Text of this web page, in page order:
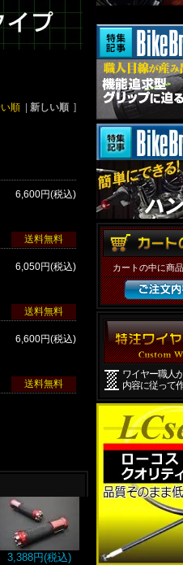
順 新しい順 ]
6,600円(税込)
送料無料
6,050円(税込)
送料無料
6,600円(税込)
送料無料
3,388円(税込)
カートの中に商
ワイヤー職人
内容に従って